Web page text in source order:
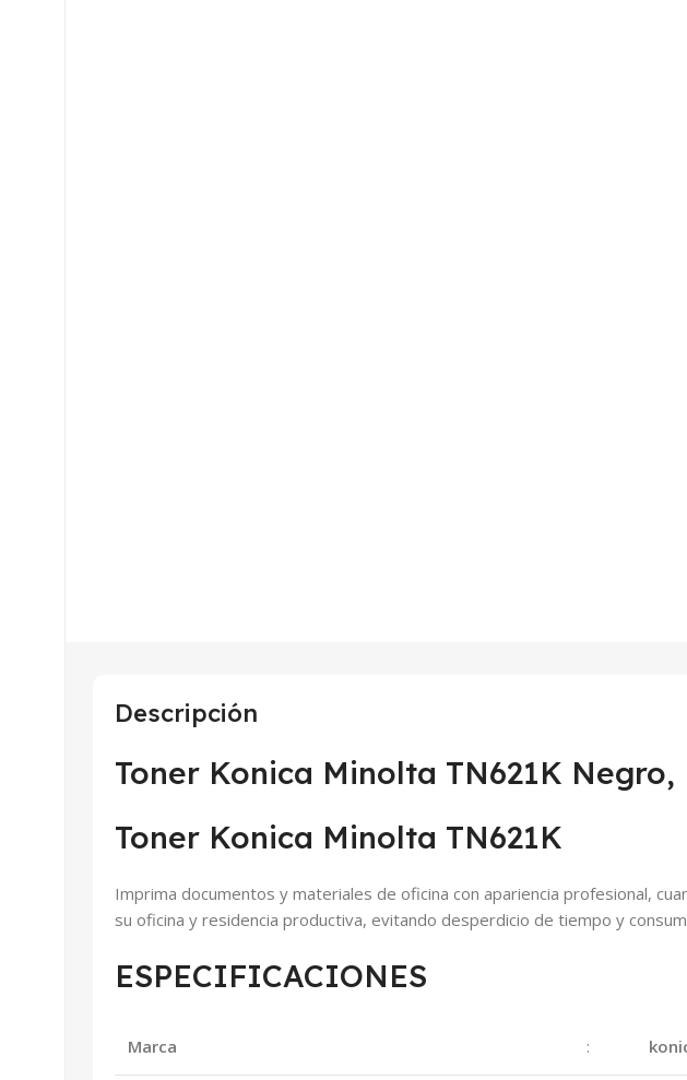
Descripción
Toner Konica Minolta TN621K Negro,
Toner Konica Minolta TN621K
Imprima documentos y materiales de oficina con apariencia profesional,
su oficina y residencia productiva, evitando desperdicio de tiempo y
ESPECIFICACIONES
Marca :